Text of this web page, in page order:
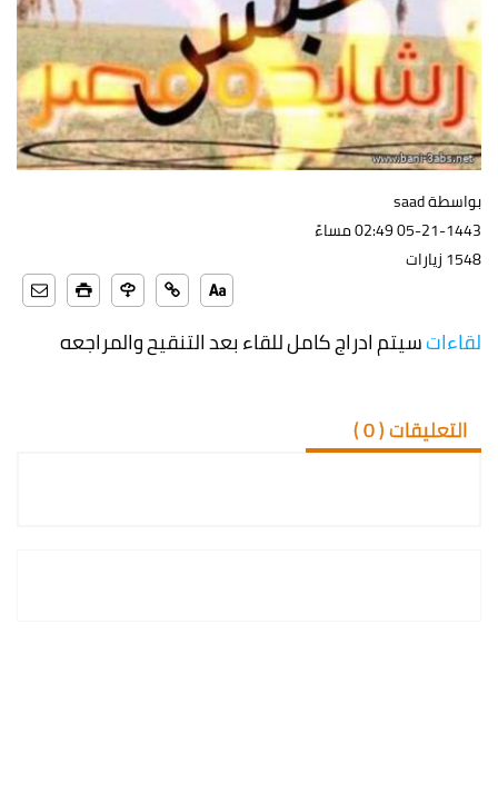
بواسطة saad
05-21-1443 02:49 مساءً
1548 زيارات
لقاءاتسيتم ادراج كامل للقاء بعد التنقيح والمراجعه
التعليقات (0
)